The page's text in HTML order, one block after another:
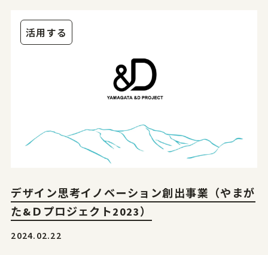
活用する
デザイン思考イノベーション創出事業（やまが
た&Ｄプロジェクト2023）
2024.02.22